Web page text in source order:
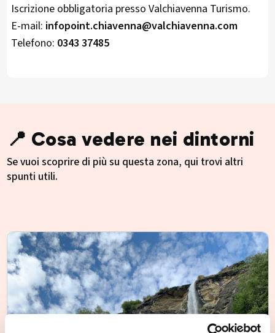
Iscrizione obbligatoria presso Valchiavenna Turismo.
E-mail: infopoint.chiavenna@valchiavenna.com
Telefono: 0343 37485
📍 Cosa vedere nei dintorni
Se vuoi scoprire di più su questa zona, qui trovi altri
spunti utili.